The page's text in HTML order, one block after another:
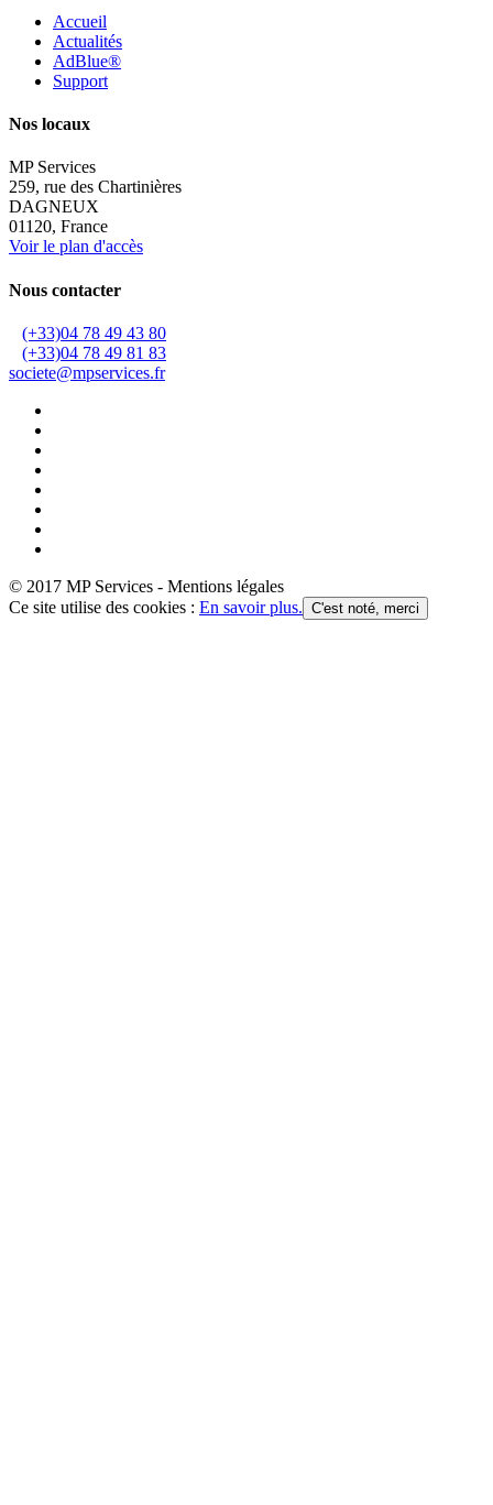
Accueil
Actualités
AdBlue®
Support
Nos locaux
MP Services
259, rue des Chartinières
DAGNEUX
01120, France
Voir le plan d'accès
Nous contacter
(+33)04 78 49 43 80
(+33)04 78 49 81 83
societe@mpservices.fr
© 2017 MP Services - Mentions légales
Ce site utilise des cookies : En savoir plus. C'est noté, merci